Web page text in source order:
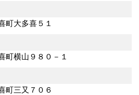
町大多喜５１
町横山９８０－１
町三又７０６